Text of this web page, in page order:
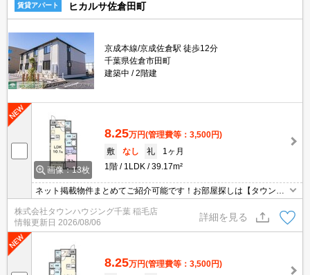
賃貸アパート ヒカルサ佐倉田町
京成本線/京成佐倉駅 徒歩12分
千葉県佐倉市田町
建築中
2階建
画像：13枚
8.25万円(管理費等：3,500円)
敷
なし 礼
1ヶ月
1階
1LDK 39.17m²
ネット掲載物件まとめてご紹介可能です！お部屋探しは【タウンハ
ウジング】にお任せください！※オンライン内見・現地待ち合わせ
は事前にご相談ください。
株式会社タウンハウジング千葉 稲毛店
情報更新日 2026/08/06
詳細を見る
8.25万円(管理費等：3,500円)